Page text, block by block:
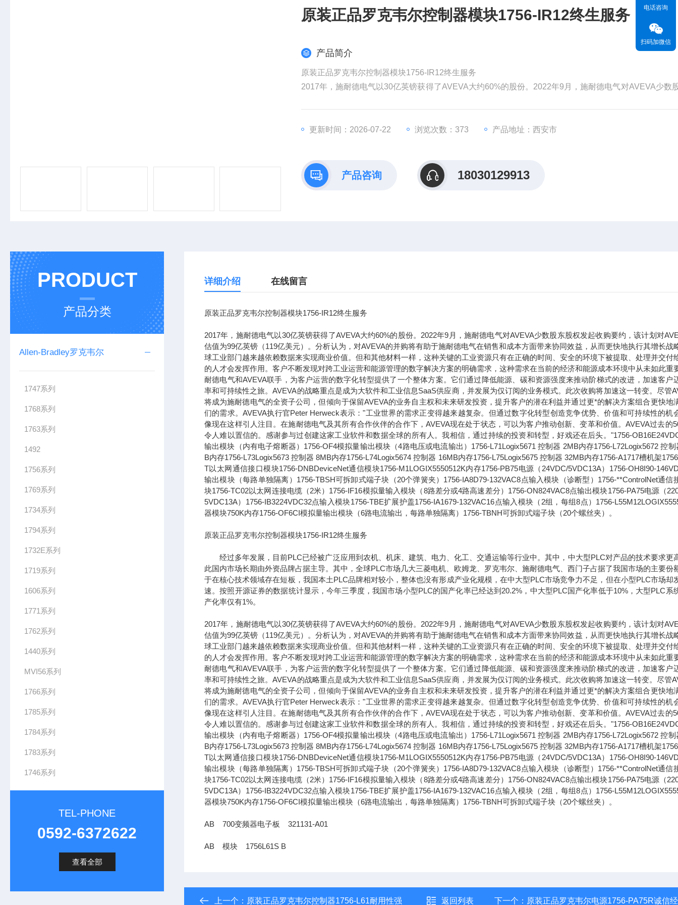
原装正品罗克韦尔控制器模块1756-IR12终生服务
产品简介
原装正品罗克韦尔控制器模块1756-IR12终生服务
2017年，施耐德电气以30亿英镑获得了AVEVA大约60%的股份。2022年9月，施耐德电气对AVEVA少数
全球工业部门越来越依赖数据来实现商业价值。但和其他材料一
更新时间：2026-07-22 浏览次数：373 产品地址：西安市
产品咨询 18030129913
PRODUCT
产品分类
Allen-Bradley罗克韦尔
1747系列
1768系列
1763系列
1492
1756系列
1769系列
1734系列
1794系列
1732E系列
1719系列
1606系列
1771系列
1762系列
1440系列
MVI56系列
1766系列
1785系列
1784系列
1783系列
1746系列
TEL-PHONE
0592-6372622
查看全部
详细介绍 在线留言
原装正品罗克韦尔控制器模块1756-IR12终生服务
2017年，施耐德电气以30亿英镑获得了AVEVA大约60%的股份。2022年9月，施耐德电气对AVEVA少数股东股权发起收购要约，该计划对
估值为99亿英镑（119亿美元）。分析认为，对AVEVA的并购将有助于施耐德电气在销售和成本方面带来协同效益，从而更快地执行其增长战
球工业部门越来越依赖数据来实现商业价值。但和其他材料一样，这种关键的工业资源只有在正确的时间、安全的环境下被提取、处理并交付
的人才会发挥作用。客户不断发现对跨工业运营和能源管理的数字解决方案的明确需求，这种需求在当前的经济和能源成本环境中从未如此重
耐德电气和AVEVA联手，为客户运营的数字化转型提供了一个整体方案。它们通过降低能源、碳和资源强度来推动阶梯式的改进，加速客户
率和可持续性之旅。AVEVA的战略重点是成为大软件和工业信息SaaS供应商，并发展为仅订阅的业务模式。此次收购将加速这一转变。尽管
将成为施耐德电气的全资子公司，但倾向于保留AVEVA的业务自主权和未来研发投资，提升客户的潜在利益并通过更*的解决方案组合更快地
们的需求。AVEVA执行官Peter Herweck表示："工业世界的需求正变得越来越复杂。但通过数字化转型创造竞争优势、价值和可持续性的机
像现在这样引人注目。在施耐德电气及其所有合作伙伴的合作下，AVEVA现在处于状态，可以为客户推动创新、变革和价值。AVEVA过去的
令人难以置信的。感谢参与过创建这家工业软件和数据全球的所有人。我相信，通过持续的投资和转型，好戏还在后头。"1756-
输出模块（内有电子熔断器）1756-OF4模拟量输出模块（4路电压或电流输出）1756-L71Logix5671 控制器 2MB内存1756-L72Logix5672 控制
B内存1756-L73Logix5673 控制器 8MB内存1756-L74Logix5674 控制器 16MB内存1756-L75Logix5675 控制器 32MB内存1756-A1717槽机架
T以太网通信接口模块1756-DNBDeviceNet通信模块1756-M1LOGIX5550512K内存1756-PB75电源（24VDC/5VDC13A）1756-OH8I90-
输出模块（每路单独隔离）1756-TBSH可拆卸式端子块（20个弹簧夹）1756-IA8D79-132VAC8点输入模块（诊断型）1756-**ControlNet通信
块1756-TC02以太网连接电缆（2米）1756-IF16模拟量输入模块（8路差分或4路高速差分）1756-ON824VAC8点输出模块1756-PA75电源（
5VDC13A）1756-IB3224VDC32点输入模块1756-TBE扩展护盖1756-IA1679-132VAC16点输入模块（2组，每组8点）1756-
器模块750K内存1756-OF6CI模拟量输出模块（6路电流输出，每路单独隔离）1756-TBNH可拆卸式端子块（20个螺丝夹）。
原装正品罗克韦尔控制器模块1756-IR12终生服务
经过多年发展，目前PLC已经被广泛应用到农机、机床、建筑、电力、化工、交通运输等行业中。其中，中大型PLC对产品的技术要求更
此国内市场长期由外资品牌占据主导。其中，全球PLC市场几大三菱电机、欧姆龙、罗克韦尔、施耐德电气、西门子占据了我国市场的主要份
于在核心技术领域存在短板，我国本土PLC品牌相对较小，整体也没有形成产业化规模，在中大型PLC市场竞争力不足，但在小型PLC市场却
速。按照开源证券的数据统计显示，今年三季度，我国市场小型PLC的国产化率已经达到20.2%，中大型PLC国产化率低于10%，大型PLC系
产化率仅有1%。
2017年，施耐德电气以30亿英镑获得了AVEVA大约60%的股份。2022年9月，施耐德电气对AVEVA少数股东股权发起收购要约，该计划对
估值为99亿英镑（119亿美元）。分析认为，对AVEVA的并购将有助于施耐德电气在销售和成本方面带来协同效益，从而更快地执行其增长战
球工业部门越来越依赖数据来实现商业价值。但和其他材料一样，这种关键的工业资源只有在正确的时间、安全的环境下被提取、处理并交付
的人才会发挥作用。客户不断发现对跨工业运营和能源管理的数字解决方案的明确需求，这种需求在当前的经济和能源成本环境中从未如此重
耐德电气和AVEVA联手，为客户运营的数字化转型提供了一个整体方案。它们通过降低能源、碳和资源强度来推动阶梯式的改进，加速客户
率和可持续性之旅。AVEVA的战略重点是成为大软件和工业信息SaaS供应商，并发展为仅订阅的业务模式。此次收购将加速这一转变。尽管
将成为施耐德电气的全资子公司，但倾向于保留AVEVA的业务自主权和未来研发投资，提升客户的潜在利益并通过更*的解决方案组合更快地
们的需求。AVEVA执行官Peter Herweck表示："工业世界的需求正变得越来越复杂。但通过数字化转型创造竞争优势、价值和可持续性的机
像现在这样引人注目。在施耐德电气及其所有合作伙伴的合作下，AVEVA现在处于状态，可以为客户推动创新、变革和价值。AVEVA过去的
令人难以置信的。感谢参与过创建这家工业软件和数据全球的所有人。我相信，通过持续的投资和转型，好戏还在后头。"1756-
输出模块（内有电子熔断器）1756-OF4模拟量输出模块（4路电压或电流输出）1756-L71Logix5671 控制器 2MB内存1756-L72Logix5672 控制
B内存1756-L73Logix5673 控制器 8MB内存1756-L74Logix5674 控制器 16MB内存1756-L75Logix5675 控制器 32MB内存1756-A1717槽机架
T以太网通信接口模块1756-DNBDeviceNet通信模块1756-M1LOGIX5550512K内存1756-PB75电源（24VDC/5VDC13A）1756-OH8I90-
输出模块（每路单独隔离）1756-TBSH可拆卸式端子块（20个弹簧夹）1756-IA8D79-132VAC8点输入模块（诊断型）1756-**ControlNet通信
块1756-TC02以太网连接电缆（2米）1756-IF16模拟量输入模块（8路差分或4路高速差分）1756-ON824VAC8点输出模块1756-PA75电源（
5VDC13A）1756-IB3224VDC32点输入模块1756-TBE扩展护盖1756-IA1679-132VAC16点输入模块（2组，每组8点）1756-
器模块750K内存1756-OF6CI模拟量输出模块（6路电流输出，每路单独隔离）1756-TBNH可拆卸式端子块（20个螺丝夹）。
AB 700变频器电子板 321131-A01
AB 模块 1756L61S B
上一个： 原装正品罗克韦尔控制器1756-L61耐用性强 返回列表 下一个： 原装正品罗克韦尔电源1756-PA75R诚信
电话咨询
扫码加微信